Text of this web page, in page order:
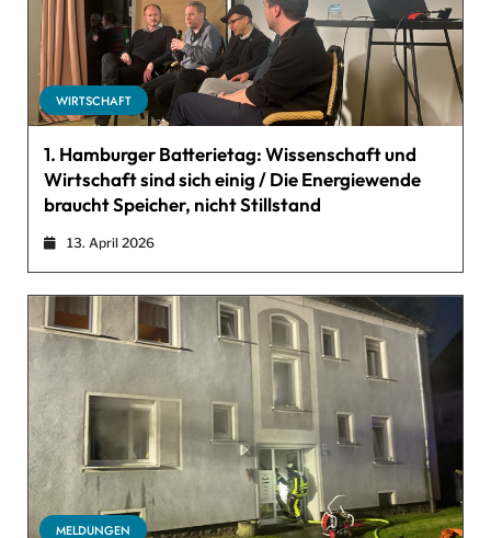
WIRTSCHAFT
1. Hamburger Batterietag: Wissenschaft und
Wirtschaft sind sich einig / Die Energiewende
braucht Speicher, nicht Stillstand
13. April 2026
MELDUNGEN